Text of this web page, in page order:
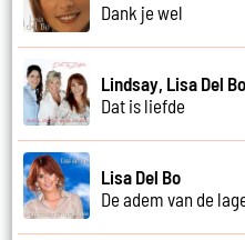
Dank je wel
Lindsay, Lisa Del
Dat is liefde
Lisa Del Bo
De adem van de